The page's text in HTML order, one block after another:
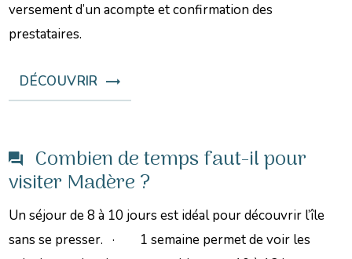
versement d’un acompte et confirmation des
prestataires.
DÉCOUVRIR
Combien de temps faut-il pour
visiter Madère ?
Un séjour de 8 à 10 jours est idéal pour découvrir l’île
sans se presser. · 1 semaine permet de voir les